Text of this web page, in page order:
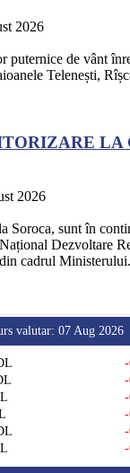
2026
puternice de vânt
Telenești,
LA
2026
Soroca, sunt în
Dezvoltare
cadrul
valutar: 07 Aug 2026